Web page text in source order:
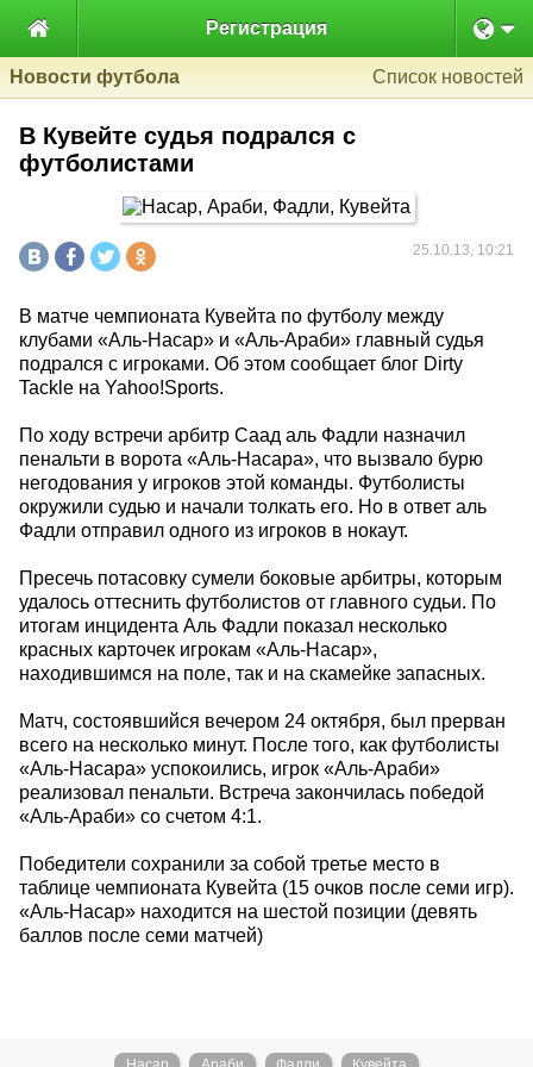
 Регистрация
Новости футбола Список новостей
В Кувейте судья подрался с
футболистами
25.10.13, 10:21
В матче чемпионата Кувейта по футболу между
клубами «Аль-Насар» и «Аль-Араби» главный судья
подрался с игроками. Об этом сообщает блог Dirty
Tackle на Yahoo!Sports.
По ходу встречи арбитр Саад аль Фадли назначил
пенальти в ворота «Аль-Насара», что вызвало бурю
негодования у игроков этой команды. Футболисты
окружили судью и начали толкать его. Но в ответ аль
Фадли отправил одного из игроков в нокаут.
Пресечь потасовку сумели боковые арбитры, которым
удалось оттеснить футболистов от главного судьи. По
итогам инцидента Аль Фадли показал несколько
красных карточек игрокам «Аль-Насар»,
находившимся на поле, так и на скамейке запасных.
Матч, состоявшийся вечером 24 октября, был прерван
всего на несколько минут. После того, как футболисты
«Аль-Насара» успокоились, игрок «Аль-Араби»
реализовал пенальти. Встреча закончилась победой
«Аль-Араби» со счетом 4:1.
Победители сохранили за собой третье место в
таблице чемпионата Кувейта (15 очков после семи игр).
«Аль-Насар» находится на шестой позиции (девять
баллов после семи матчей)